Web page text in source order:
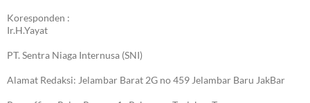
Koresponden :
Ir.H.Yayat
PT. Sentra Niaga Internusa (SNI)
Alamat Redaksi: Jelambar Barat 2G no 459 Jelambar Baru JakBar